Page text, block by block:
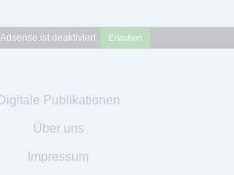
ist deaktiviert. Erlauben
Digitale Publikationen
Über uns
Impressum